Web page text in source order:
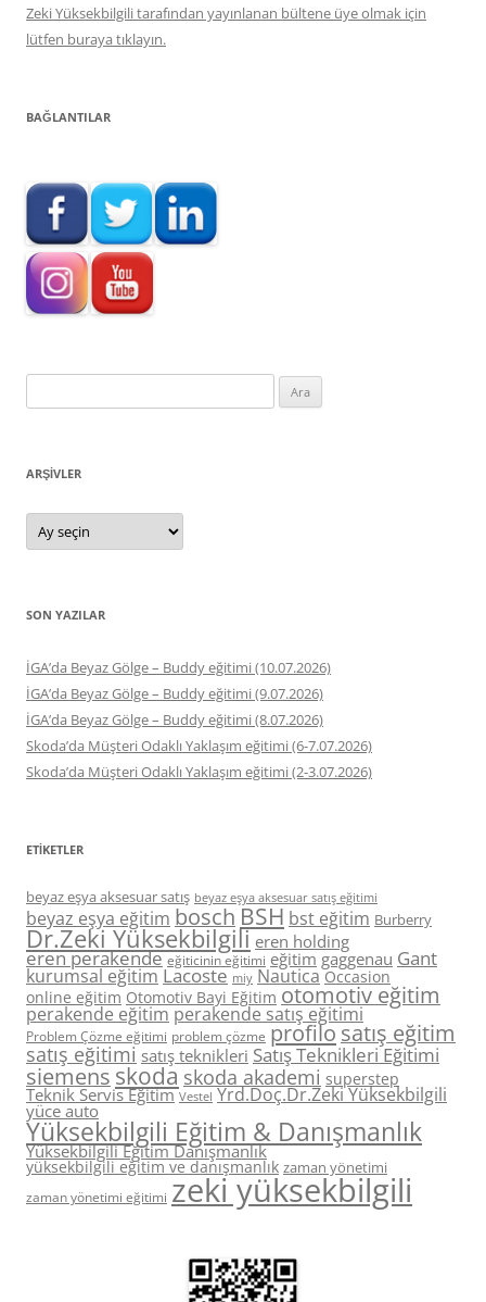
Zeki Yüksekbilgili tarafından yayınlanan bültene üye olmak için
lütfen buraya tıklayın.
BAĞLANTILAR
ARŞIVLER
Arşivler
SON YAZILAR
İGA’da Beyaz Gölge – Buddy eğitimi (10.07.2026)
İGA’da Beyaz Gölge – Buddy eğitimi (9.07.2026)
İGA’da Beyaz Gölge – Buddy eğitimi (8.07.2026)
Skoda’da Müşteri Odaklı Yaklaşım eğitimi (6-7.07.2026)
Skoda’da Müşteri Odaklı Yaklaşım eğitimi (2-3.07.2026)
ETIKETLER
beyaz eşya aksesuar satış beyaz eşya aksesuar satış eğitimi
beyaz eşya eğitim boschBSH bst eğitim Burberry
Dr.Zeki Yüksekbilgili eren holding
eren perakende eğiticinin eğitimi eğitim gaggenau Gant
kurumsal eğitim Lacoste miy Nautica Occasion
online eğitim Otomotiv Bayi Eğitim otomotiv eğitim
perakende eğitim perakende satış eğitimi
Problem Çözme eğitimi problem çözme profilo satış eğitim
satış eğitimi satış teknikleri Satış Teknikleri Eğitimi
siemens skoda skoda akademi superstep
Teknik Servis Eğitim Vestel Yrd.Doç.Dr.Zeki Yüksekbilgili
yüce auto
Yüksekbilgili Eğitim & Danışmanlık
Yüksekbilgili Eğitim Danışmanlık
yüksekbilgili eğitim ve danışmanlık zaman yönetimi
zaman yönetimi eğitimi zeki yüksekbilgili